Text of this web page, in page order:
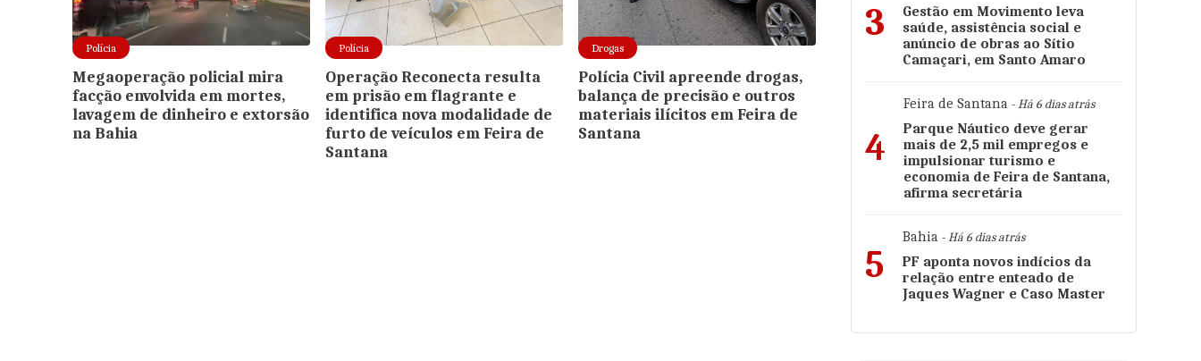
Polícia
Megaoperação policial mira
facção envolvida em mortes,
lavagem de dinheiro e extorsão
na Bahia
Polícia
Operação Reconecta resulta
em prisão em flagrante e
identifica nova modalidade de
furto de veículos em Feira de
Santana
Drogas
Polícia Civil apreende drogas,
balança de precisão e outros
materiais ilícitos em Feira de
Santana
3
Gestão em Movimento leva
saúde, assistência social e
anúncio de obras ao Sítio
Camaçari, em Santo Amaro
4
Feira de Santana - Há 6 dias atrás
Parque Náutico deve gerar
mais de 2,5 mil empregos e
impulsionar turismo e
economia de Feira de Santana,
afirma secretária
5
Bahia - Há 6 dias atrás
PF aponta novos indícios da
relação entre enteado de
Jaques Wagner e Caso Master